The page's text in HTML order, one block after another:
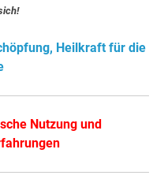
Heilkraft für die
Nutzung und